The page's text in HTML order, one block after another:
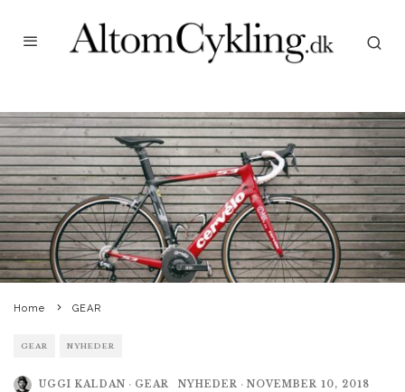
Home GEAR
GEAR NYHEDER
UGGI KALDAN · GEAR NYHEDER · NOVEMBER 10, 2018